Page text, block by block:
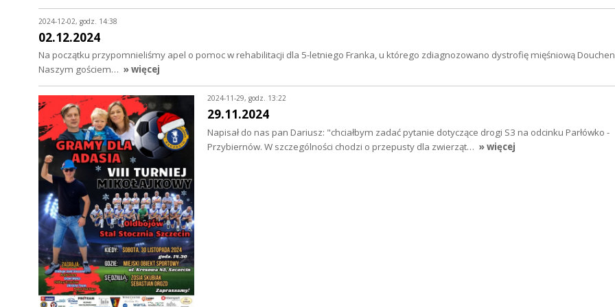
2024-12-02, godz. 14:38
02.12.2024
Na początku przypomnieliśmy apel o pomoc w rehabilitacji dla 5-letniego Franka, u którego zdiagnozowano dystrofię mięśniową
Naszym gościem… » więcej
2024-11-29, godz. 13:22
29.11.2024
Napisał do nas pan Dariusz: "chciałbym zadać pytanie dotyczące drogi S3 na odcinku Parłówko -
Przybiernów. W szczególności chodzi o przepusty dla zwierząt… » więcej